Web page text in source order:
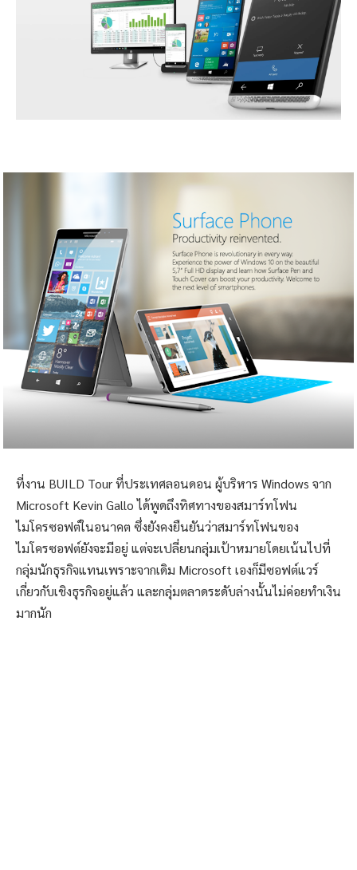
ที่งาน BUILD Tour ที่ประเทศลอนดอน ผู้บริหาร Windows จาก
Microsoft Kevin Gallo ได้พูดถึงทิศทางของสมาร์ทโฟน
ไมโครซอฟต์ในอนาคต ซึ่งยังคงยืนยันว่าสมาร์ทโฟนของ
ไมโครซอฟต์ยังจะมีอยู่ แต่จะเปลี่ยนกลุ่มเป้าหมายโดยเน้นไปที่
กลุ่มนักธุรกิจแทนเพราะจากเดิม Microsoft เองก็มีซอฟต์แวร์
เกี่ยวกับเชิงธุรกิจอยู่แล้ว และกลุ่มตลาดระดับล่างนั้นไม่ค่อยทำเงิน
มากนัก